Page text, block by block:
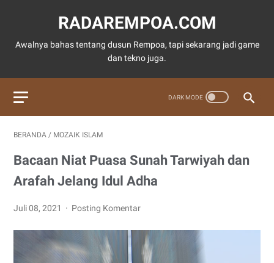
RADAREMPOA.COM
Awalnya bahas tentang dusun Rempoa, tapi sekarang jadi game
dan tekno juga.
BERANDA / MOZAIK ISLAM
Bacaan Niat Puasa Sunah Tarwiyah dan
Arafah Jelang Idul Adha
Juli 08, 2021 Posting Komentar